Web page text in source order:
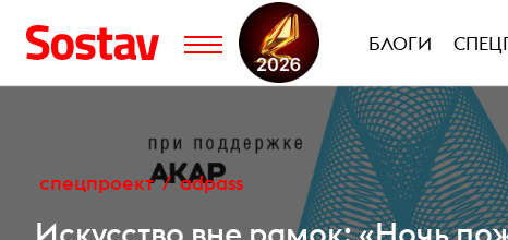
БЛОГИ
спецпроект adpass